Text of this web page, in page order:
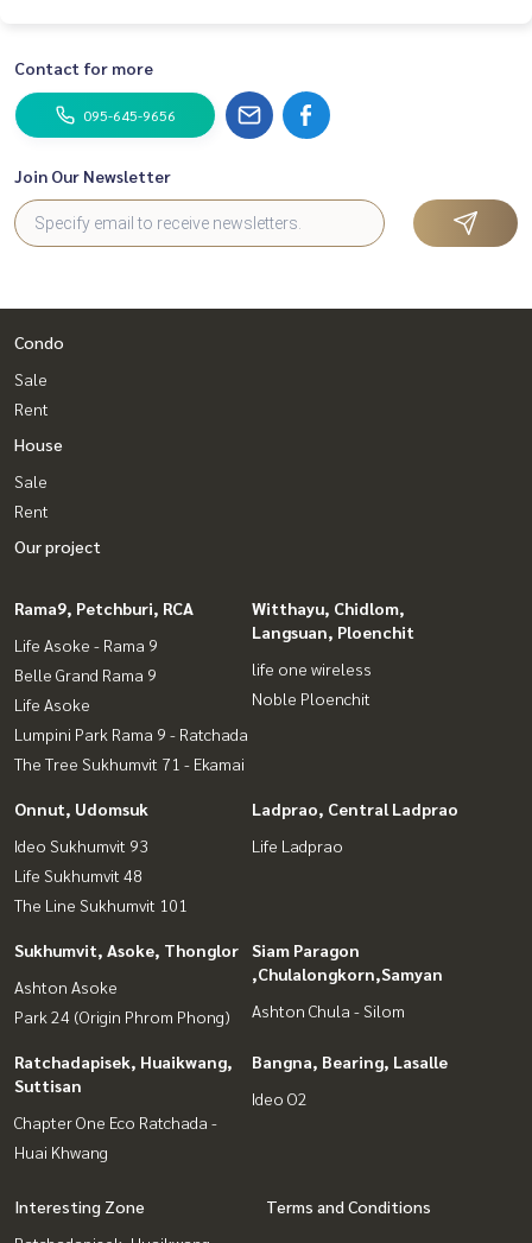
Contact for more
095-645-9656
Join Our Newsletter
Condo
Sale
Rent
House
Sale
Rent
Our project
Rama9, Petchburi, RCA
Life Asoke - Rama 9
Belle Grand Rama 9
Life Asoke
Lumpini Park Rama 9 - Ratchada
The Tree Sukhumvit 71 - Ekamai
Witthayu, Chidlom,
Langsuan, Ploenchit
life one wireless
Noble Ploenchit
Onnut, Udomsuk
Ideo Sukhumvit 93
Life Sukhumvit 48
The Line Sukhumvit 101
Ladprao, Central Ladprao
Life Ladprao
Sukhumvit, Asoke, Thonglor
Ashton Asoke
Park 24 (Origin Phrom Phong)
Siam Paragon
,Chulalongkorn,Samyan
Ashton Chula - Silom
Ratchadapisek, Huaikwang,
Suttisan
Chapter One Eco Ratchada -
Huai Khwang
Bangna, Bearing, Lasalle
Ideo O2
Interesting Zone
Terms and Conditions